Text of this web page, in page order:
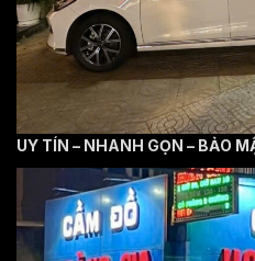
UY TÍN – NHANH GỌN – BẢO